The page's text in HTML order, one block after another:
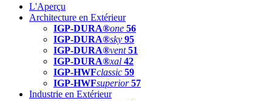
L'Aperçu
Architecture en Extérieur
IGP-DURA®one 56
IGP-DURA®sky 95
IGP-DURA®vent 51
IGP-DURA®xal 42
IGP-HWFclassic 59
IGP-HWFsuperior 57
Industrie en Extérieur